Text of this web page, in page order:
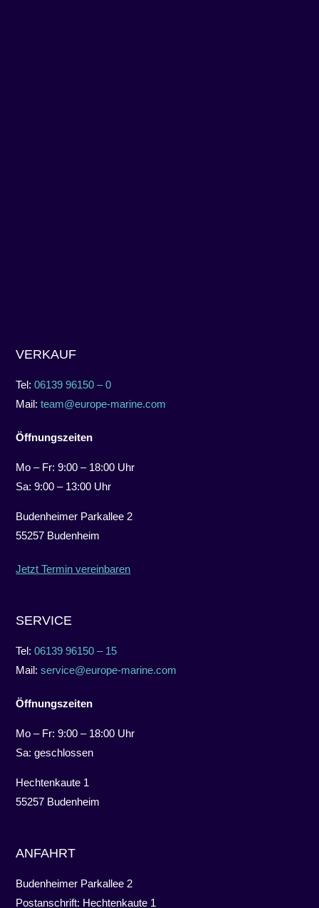
VERKAUF
Tel:06139 96150 – 0
Mail:team@europe-marine.com
Öffnungszeiten
Mo – Fr: 9:00 – 18:00 Uhr
Sa: 9:00 – 13:00 Uhr
Budenheimer Parkallee 2
55257 Budenheim
Jetzt Termin vereinbaren
SERVICE
Tel:06139 96150 – 15
Mail:service@europe-marine.com
Öffnungszeiten
Mo – Fr: 9:00 – 18:00 Uhr
Sa: geschlossen
Hechtenkaute 1
55257 Budenheim
ANFAHRT
Budenheimer Parkallee 2
Postanschrift: Hechtenkaute 1